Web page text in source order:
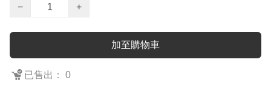
−
+
加至購物車
已售出： 0